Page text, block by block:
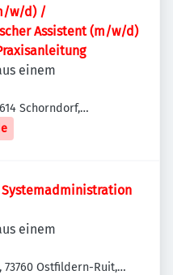
w/d) /
Assistent (m/w/d)
einem
Schorndorf,
einem
Ostfildern-Ruit,